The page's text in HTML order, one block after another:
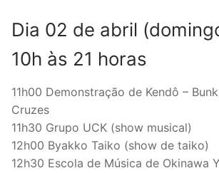
Dia 02 de abril
10h às 21 horas
11h00 Demonstração de Kendô –
Cruzes
11h30 Grupo UCK (show musical)
12h00 Byakko Taiko (show de taiko)
12h30 Escola de Música de Okinawa